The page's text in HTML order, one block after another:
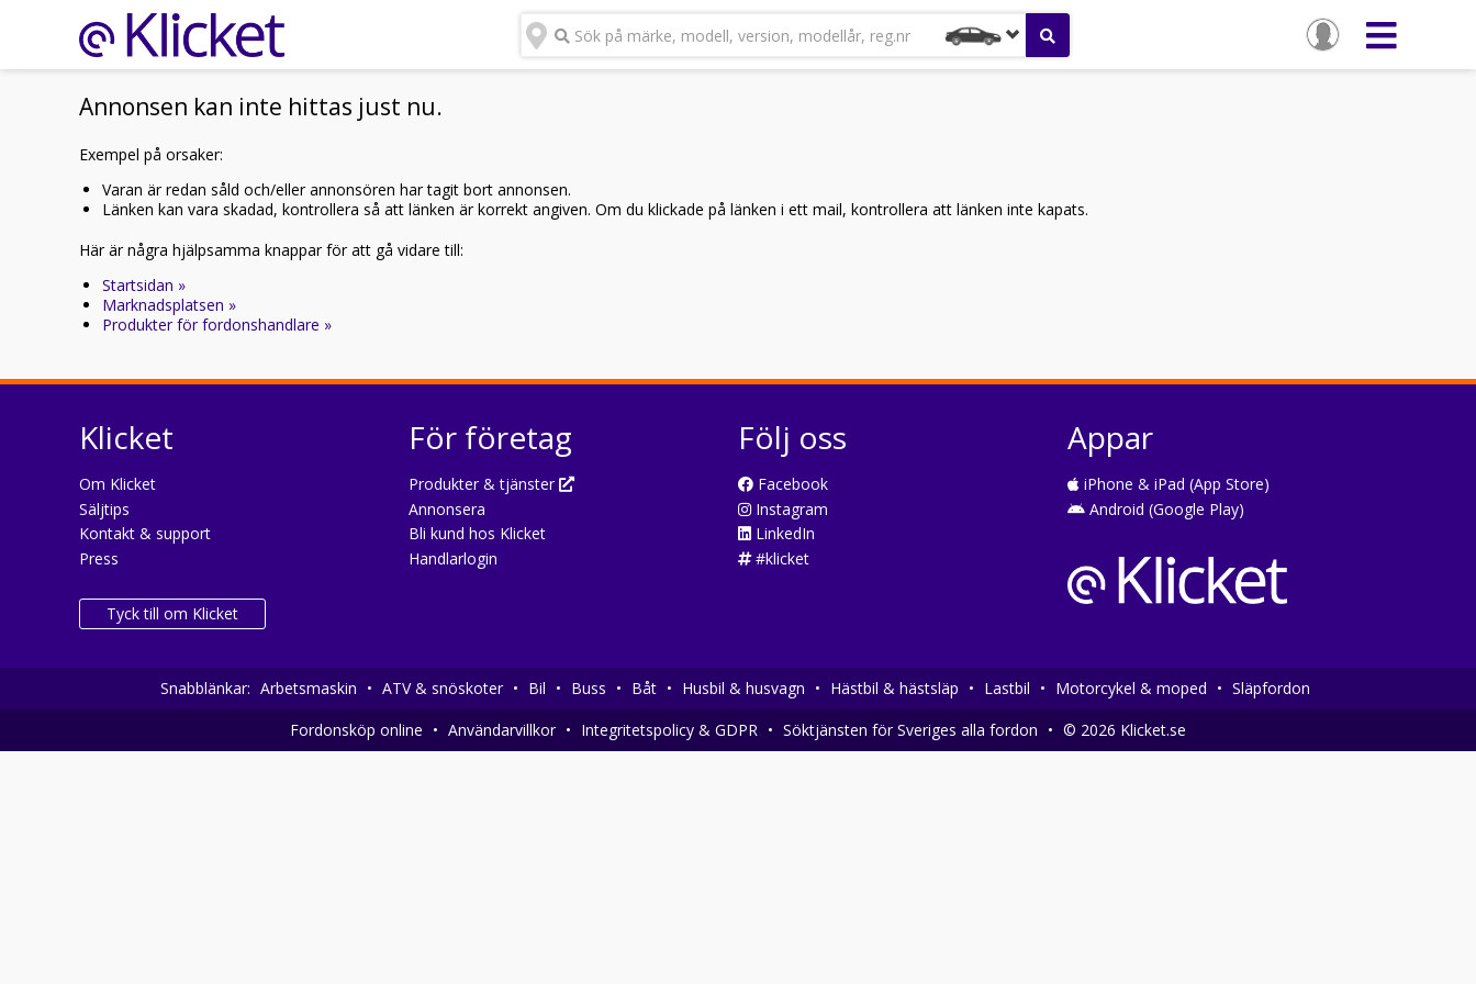
Sök på märke, modell, version, modellår, reg.nr
Annonsen kan inte hittas just nu.
Exempel på orsaker:
Varan är redan såld och/eller annonsören har tagit bort annonsen.
Länken kan vara skadad, kontrollera så att länken är korrekt angiven. Om du klickade på länken i ett mail, kontrollera att länken inte kapats.
Här är några hjälpsamma knappar för att gå vidare till:
Startsidan »
Marknadsplatsen »
Produkter för fordonshandlare »
Klicket
Om Klicket
Säljtips
Kontakt & support
Press
Tyck till om Klicket
För företag
Produkter & tjänster
Annonsera
Bli kund hos Klicket
Handlarlogin
Följ oss
Facebook
Instagram
LinkedIn
#klicket
Appar
iPhone & iPad (App Store)
Android (Google Play)
Snabblänkar: Arbetsmaskin • ATV & snöskoter • Bil • Buss • Båt • Husbil & husvagn • Hästbil & hästsläp • Lastbil • Motorcykel & moped • Släpfordon
Fordonsköp online • Användarvillkor • Integritetspolicy & GDPR • Söktjänsten för Sveriges alla fordon • © 2026 Klicket.se